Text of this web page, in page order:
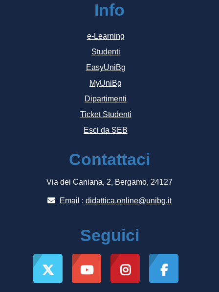
Info
e-Learning
Studenti
EasyUniBg
MyUniBg
Dipartimenti
Ticket Studenti
Esci da SEB
Contattaci
Via dei Caniana, 2, Bergamo, 24127
Email : didattica.online@unibg.it
Seguici